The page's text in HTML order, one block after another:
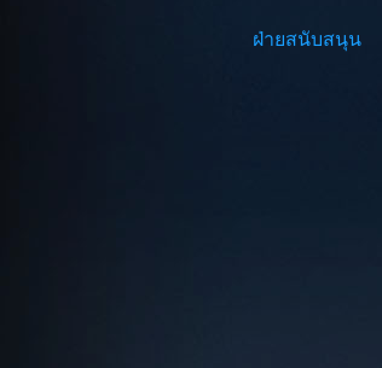
ฝ่ายสนับสนุน